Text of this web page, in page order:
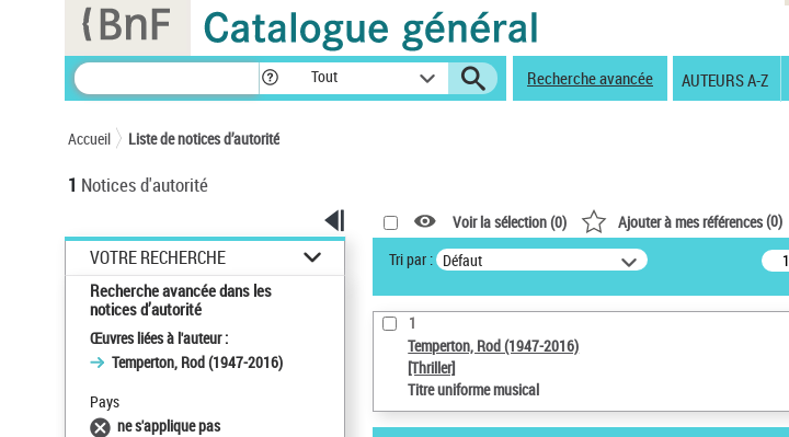
Tout Recherche avancée AUTEURS A-Z
Accueil Liste de notices d’autorité
1 Notices d'autorité
VOTRE RECHERCHE
Recherche avancée dans les
notices d’autorité
Œuvres liées à l'auteur :
Temperton, Rod (1947-2016)
Pays
ne s'applique pas
Voir la sélection (0) Ajouter à mes références(0)
Tri par : Défaut
1
Temperton, Rod (1947-2016)
[Thriller]
Titre uniforme musical
Panneau de gestion des cookies